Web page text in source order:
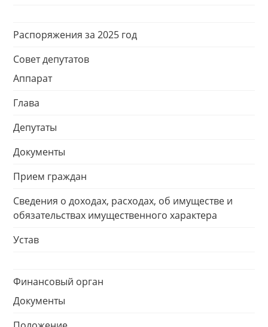
Распоряжения за 2025 год
Совет депутатов
Аппарат
Глава
Депутаты
Документы
Прием граждан
Сведения о доходах, расходах, об имуществе и
обязательствах имущественного характера
Устав
Финансовый орган
Документы